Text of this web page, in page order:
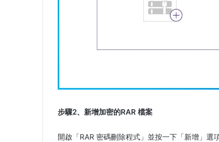
步驟2、新增加密的RAR 檔案
開啟「RAR 密碼刪除程式」並按一下「新增」